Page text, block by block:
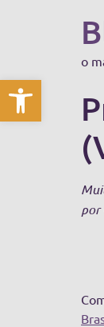
Abrir a
o
por